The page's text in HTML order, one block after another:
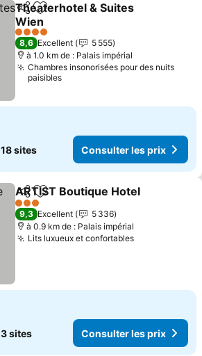
PartagerAjouter à mes favoris
Theaterhotel & Suites
Wien
Consulter les prix
4 Étoiles
8,6 Excellent
5 555
à 1.0 km de : Palais impérial
Chambres insonorisées pour des nuits
paisibles
18 sites Consulter les prix
PartagerAjouter à mes favoris
ARTIST Boutique Hotel
3 Étoiles
9,3 Excellent
5 336
à 0.9 km de : Palais impérial
Lits luxueux et confortablesConsulter
3 sites Consulter les prix